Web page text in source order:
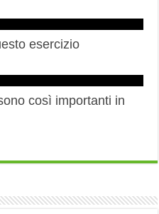
esercizio
così importanti in